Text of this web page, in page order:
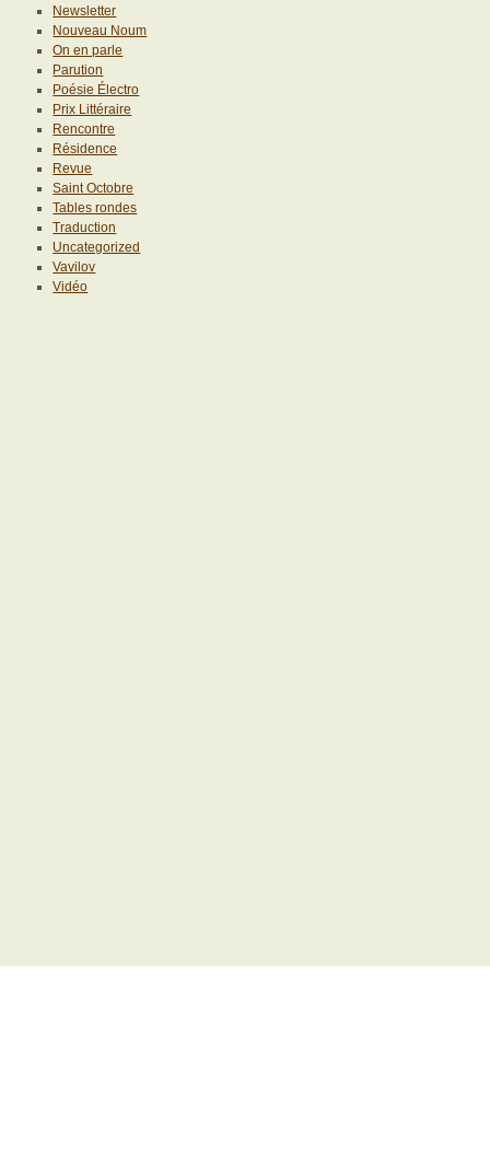
Newsletter
Nouveau Noum
On en parle
Parution
Poésie Électro
Prix Littéraire
Rencontre
Résidence
Revue
Saint Octobre
Tables rondes
Traduction
Uncategorized
Vavilov
Vidéo